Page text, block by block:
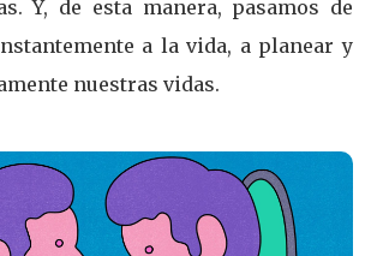
Y, de esta manera, pasamos de
a la vida, a planear y
nuestras vidas.